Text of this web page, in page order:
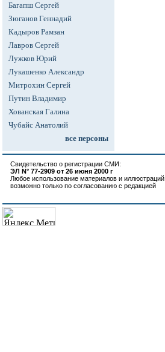
Багапш Сергей
Зюганов Геннадий
Кадыров Рамзан
Лавров Сергей
Лужков Юрий
Лукашенко Александр
Митрохин Сергей
Путин Владимир
Хованская Галина
Чубайс Анатолий
все персоны
Свидетельство о регистрации СМИ:
ЭЛ N° 77-2909 от 26 июня 2000 г
Любое использование материалов и иллюстраций
возможно только по согласованию с редакцией